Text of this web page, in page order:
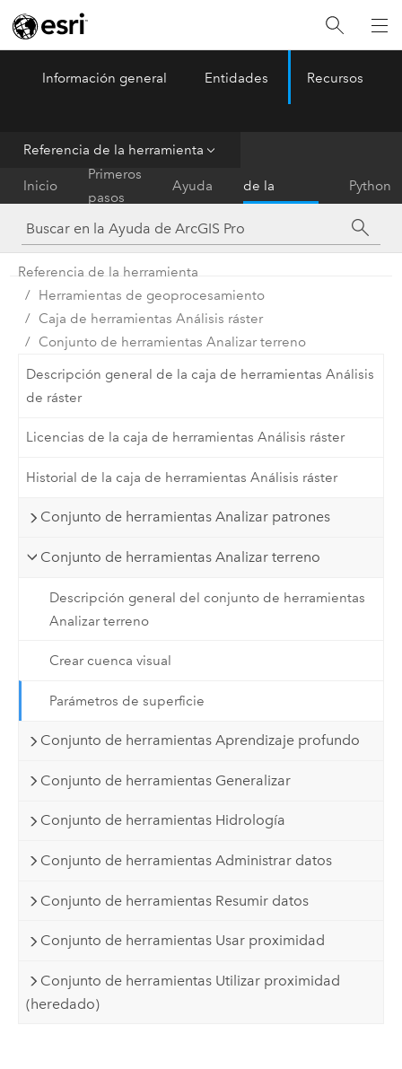
ArcGIS Pro Menu
Información general Entidades Recursos
Referencia de la herramienta
Inicio
Primeros
pasos
Ayuda
de la
herramienta
Python
Referencia de la herramienta
Herramientas de geoprocesamiento
Caja de herramientas Análisis ráster
Conjunto de herramientas Analizar terreno
Descripción general de la caja de herramientas Análisis
de ráster
Licencias de la caja de herramientas Análisis ráster
Historial de la caja de herramientas Análisis ráster
Conjunto de herramientas Analizar patrones
Conjunto de herramientas Analizar terreno
Descripción general del conjunto de herramientas
Analizar terreno
Crear cuenca visual
Parámetros de superficie
Conjunto de herramientas Aprendizaje profundo
Conjunto de herramientas Generalizar
Conjunto de herramientas Hidrología
Conjunto de herramientas Administrar datos
Conjunto de herramientas Resumir datos
Conjunto de herramientas Usar proximidad
Conjunto de herramientas Utilizar proximidad
(heredado)